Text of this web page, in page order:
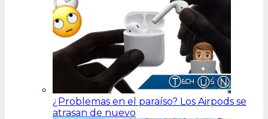
¿Problemas en el paraíso? Los Airpods se
atrasan de nuevo